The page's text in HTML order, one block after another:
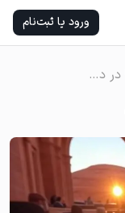
ورود یا ثبت‌نام
ایالت یوتا در دو قدمی ذخایر بیت کوین